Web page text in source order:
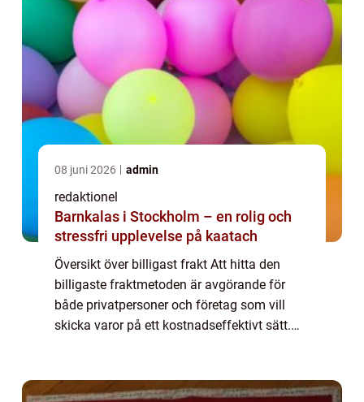
08 juni 2026 admin
redaktionel
Barnkalas i Stockholm – en rolig och
stressfri upplevelse på kaatach
Översikt över billigast frakt Att hitta den
billigaste fraktmetoden är avgörande för
både privatpersoner och företag som vill
skicka varor på ett kostnadseffektivt sätt.